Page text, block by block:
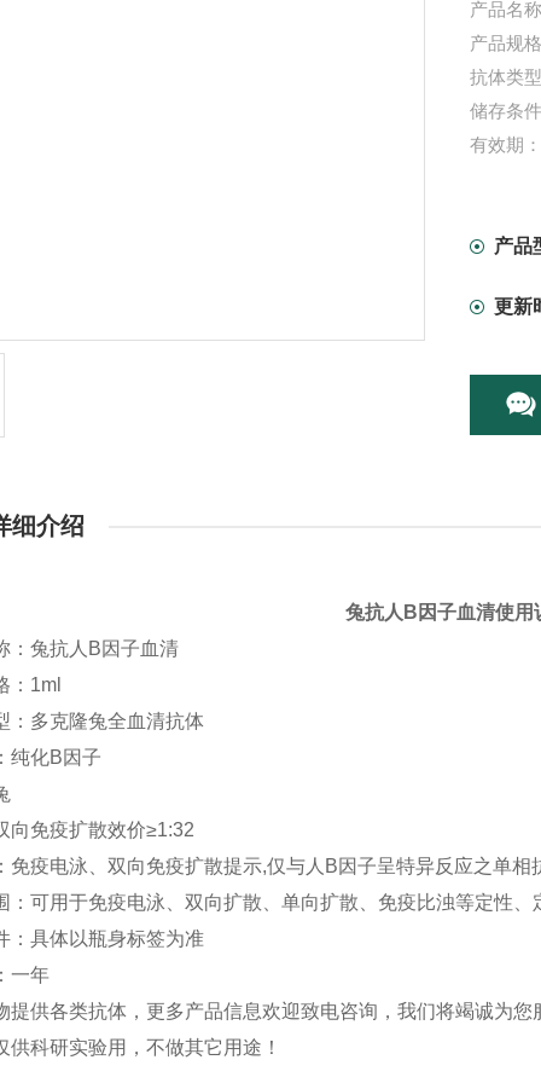
产品名
产品规
抗体类
储存条
有效期
本产品
产品
更新
细介绍
兔抗人 B 因子血清使用
：兔抗人 B因子血清
： 1ml
：多克隆兔全血清抗体
纯化B因子
向免疫扩散效价≥1:32
免疫电泳、双向免疫扩散提示,仅与人 B因子呈特异反应之单相
：可用于免疫电泳、双向扩散、单向扩散、免疫比浊等定性、
：具体以瓶身标签为准
一年
提供各类抗体，更多产品信息欢迎致电咨询，我们将竭诚为您
供科研实验用，不做其它用途！